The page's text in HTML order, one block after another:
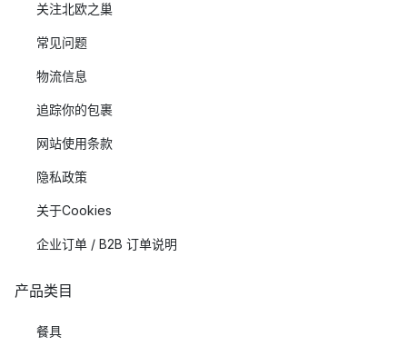
关注北欧之巢
常见问题
物流信息
追踪你的包裹
网站使用条款
隐私政策
关于Cookies
企业订单 / B2B 订单说明
产品类目
餐具